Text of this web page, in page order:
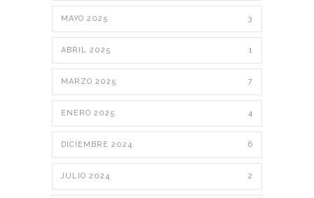
MAYO 2025 3
ABRIL 2025 1
MARZO 2025 7
ENERO 2025 4
DICIEMBRE 2024 6
JULIO 2024 2